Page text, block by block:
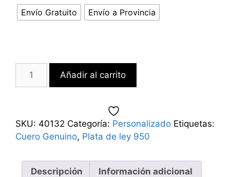
Envío Gratuito Envío a Provincia
Añadir al carrito
SKU: 40132 Categoría: Personalizado Etiquetas:
Cuero Genuino, Plata de ley 950
Descripción Información adicional